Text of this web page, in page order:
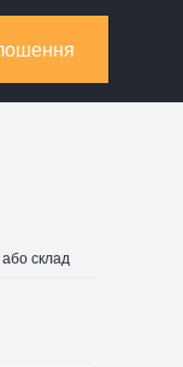
склад